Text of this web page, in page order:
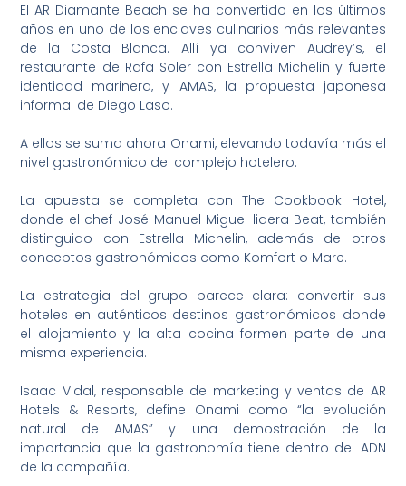
El AR Diamante Beach se ha convertido en los últimos
años en uno de los enclaves culinarios más relevantes
de la Costa Blanca. Allí ya conviven Audrey’s, el
restaurante de Rafa Soler con Estrella Michelin y fuerte
identidad marinera, y AMAS, la propuesta japonesa
informal de Diego Laso.
A ellos se suma ahora Onami, elevando todavía más el
nivel gastronómico del complejo hotelero.
La apuesta se completa con The Cookbook Hotel,
donde el chef José Manuel Miguel lidera Beat, también
distinguido con Estrella Michelin, además de otros
conceptos gastronómicos como Komfort o Mare.
La estrategia del grupo parece clara: convertir sus
hoteles en auténticos destinos gastronómicos donde
el alojamiento y la alta cocina formen parte de una
misma experiencia.
Isaac Vidal, responsable de marketing y ventas de AR
Hotels & Resorts, define Onami como “la evolución
natural de AMAS” y una demostración de la
importancia que la gastronomía tiene dentro del ADN
de la compañía.